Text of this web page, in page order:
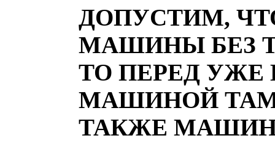
ДОПУСТИМ,
МАШИНЫ БЕЗ
ТО ПЕРЕД
МАШИНОЙ
ТАКЖЕ